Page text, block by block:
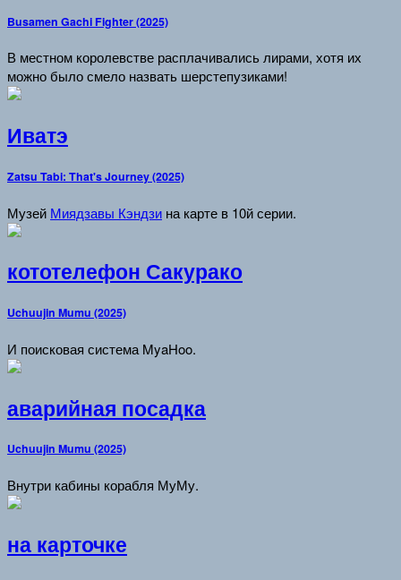
Busamen Gachi Fighter (2025)
В местном королевстве расплачивались лирами, хотя их
можно было смело назвать шерстепузиками!
Иватэ
Zatsu Tabi: That's Journey (2025)
Музей Миядзавы Кэндзи на карте в 10й серии.
кототелефон Сакурако
Uchuujin Mumu (2025)
И поисковая система MyaHoo.
аварийная посадка
Uchuujin Mumu (2025)
Внутри кабины корабля МуМу.
на карточке